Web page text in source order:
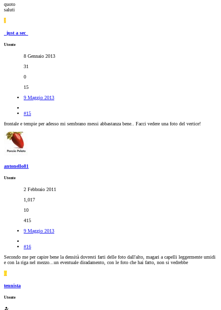
quoto
saluti
J
_just a sec_
Utente
8 Gennaio 2013
31
0
15
9 Maggio 2013
#15
frontale e tempie per adesso mi sembrano messi abbastanza bene.. Facci vedere una foto del vertice!
antonello81
Utente
2 Febbraio 2011
1,017
10
415
9 Maggio 2013
#16
Secondo me per capire bene la densità dovresti farti delle foto dall'alto, magari a capelli leggermente umidi
e con la riga nel mezzo...un eventuale diradamento, con le foto che hai fatto, non si vedrebbe
T
tennista
Utente